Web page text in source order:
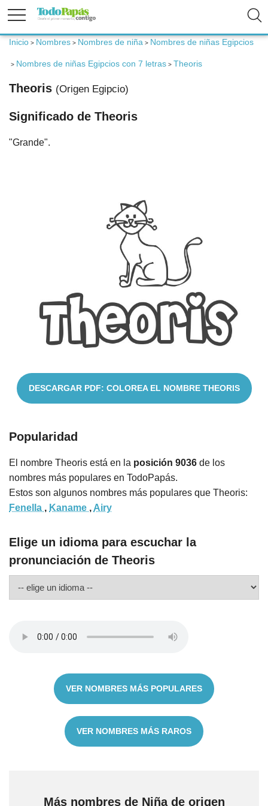
Embarazo
Inicio > Nombres > Nombres de niña > Nombres de niñas Egipcios
> Nombres de niñas Egipcios con 7 letras > Theoris
Theoris (Origen Egipcio)
Significado de Theoris
"Grande".
DESCARGAR PDF: COLOREA EL NOMBRE THEORIS
Popularidad
El nombre Theoris está en la posición 9036 de los
nombres más populares en TodoPapás.
Estos son algunos nombres más populares que Theoris:
Fenella , Kaname , Airy
Elige un idioma para escuchar la
pronunciación de Theoris
VER NOMBRES MÁS POPULARES
VER NOMBRES MÁS RAROS
Más nombres de Niña de origen